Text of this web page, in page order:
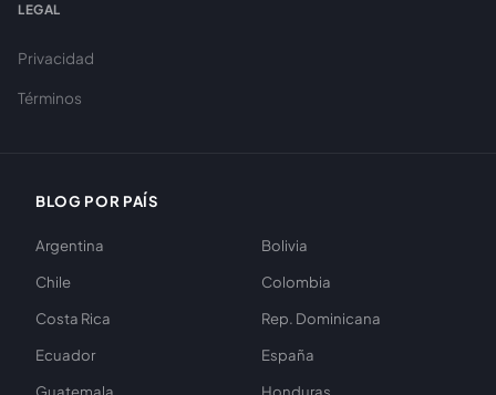
LEGAL
Privacidad
Términos
BLOG POR PAÍS
Argentina
Bolivia
Chile
Colombia
Costa Rica
Rep. Dominicana
Ecuador
España
Guatemala
Honduras